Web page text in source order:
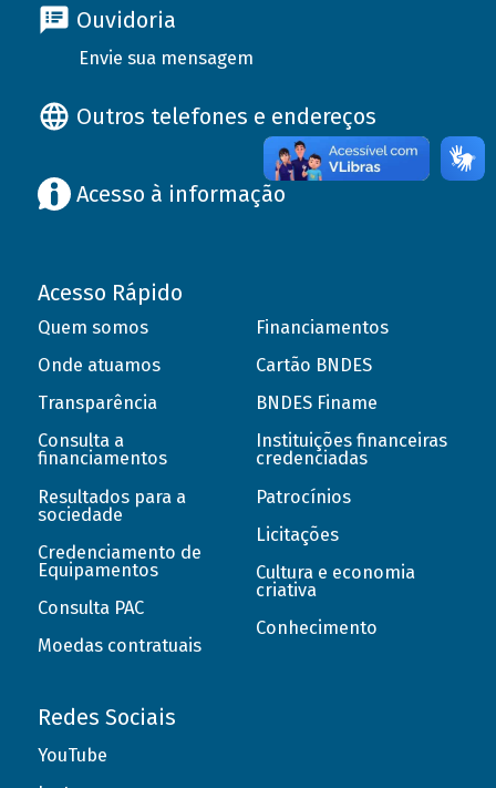
Ouvidoria
Envie sua mensagem
Outros telefones e endereços
Acesso à informação
Acesso Rápido
Quem somos
Onde atuamos
Transparência
Consulta a
financiamentos
Resultados para a
sociedade
Credenciamento de
Equipamentos
Consulta PAC
Moedas contratuais
Financiamentos
Cartão BNDES
BNDES Finame
Instituições financeiras
credenciadas
Patrocínios
Licitações
Cultura e economia
criativa
Conhecimento
Redes Sociais
YouTube